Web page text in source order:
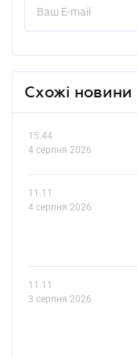
Схожі новини
15.44
4 серпня 2026
11.11
4 серпня 2026
11.11
3 серпня 2026